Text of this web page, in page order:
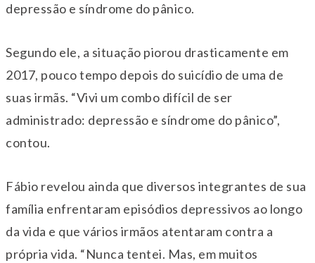
depressão e síndrome do pânico.
Segundo ele, a situação piorou drasticamente em
2017, pouco tempo depois do suicídio de uma de
suas irmãs. “Vivi um combo difícil de ser
administrado: depressão e síndrome do pânico”,
contou.
Fábio revelou ainda que diversos integrantes de sua
família enfrentaram episódios depressivos ao longo
da vida e que vários irmãos atentaram contra a
própria vida. “Nunca tentei. Mas, em muitos